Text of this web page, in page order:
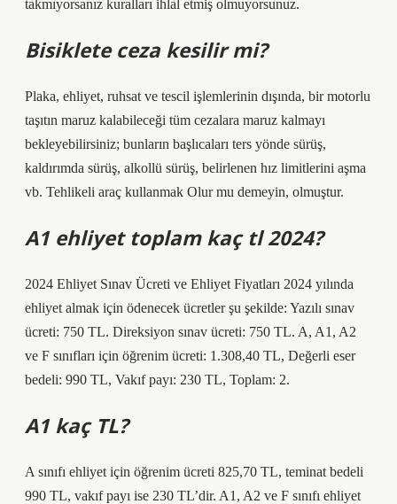
takmıyorsanız kuralları ihlal etmiş olmuyorsunuz.
Bisiklete ceza kesilir mi?
Plaka, ehliyet, ruhsat ve tescil işlemlerinin dışında, bir motorlu
taşıtın maruz kalabileceği tüm cezalara maruz kalmayı
bekleyebilirsiniz; bunların başlıcaları ters yönde sürüş,
kaldırımda sürüş, alkollü sürüş, belirlenen hız limitlerini aşma
vb. Tehlikeli araç kullanmak Olur mu demeyin, olmuştur.
A1 ehliyet toplam kaç tl 2024?
2024 Ehliyet Sınav Ücreti ve Ehliyet Fiyatları 2024 yılında
ehliyet almak için ödenecek ücretler şu şekilde: Yazılı sınav
ücreti: 750 TL. Direksiyon sınav ücreti: 750 TL. A, A1, A2
ve F sınıfları için öğrenim ücreti: 1.308,40 TL, Değerli eser
bedeli: 990 TL, Vakıf payı: 230 TL, Toplam: 2.
A1 kaç TL?
A sınıfı ehliyet için öğrenim ücreti 825,70 TL, teminat bedeli
990 TL, vakıf payı ise 230 TL’dir. A1, A2 ve F sınıfı ehliyet